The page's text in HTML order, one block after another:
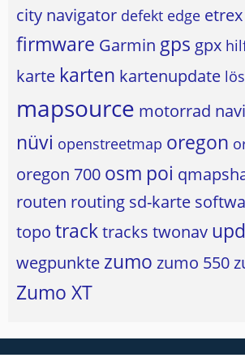
city navigator defekt edge etrex
firmware Garmin gps gpx
karte karten kartenupdate
mapsource motorrad navi
nüvi openstreetmap oregon
oregon 700 osm poi
routen routing sd-karte
topo tracktracks twonav
wegpunkte zumo zumo 550
Zumo XT